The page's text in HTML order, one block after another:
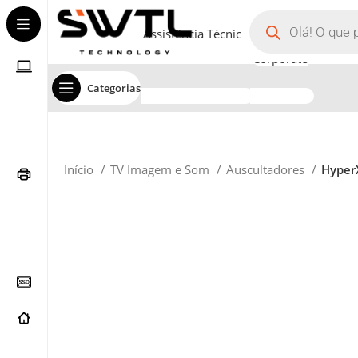
Categorias
Assistência Técnica
Corporate
Início TV Imagem e Som Auscultadores